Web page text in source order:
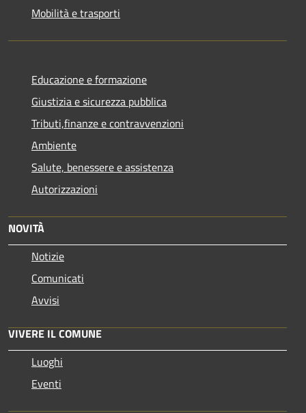
Mobilità e trasporti
Educazione e formazione
Giustizia e sicurezza pubblica
Tributi,finanze e contravvenzioni
Ambiente
Salute, benessere e assistenza
Autorizzazioni
NOVITÀ
Notizie
Comunicati
Avvisi
VIVERE IL COMUNE
Luoghi
Eventi